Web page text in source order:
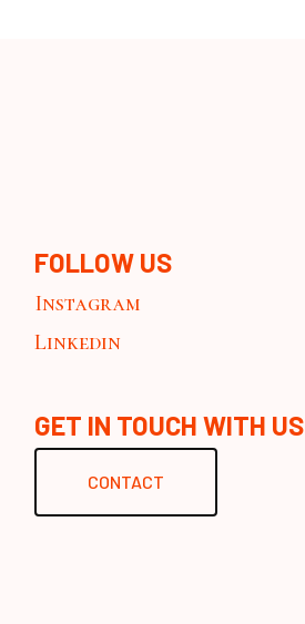
FOLLOW US
Instagram
Linkedin
GET IN TOUCH WITH US
CONTACT